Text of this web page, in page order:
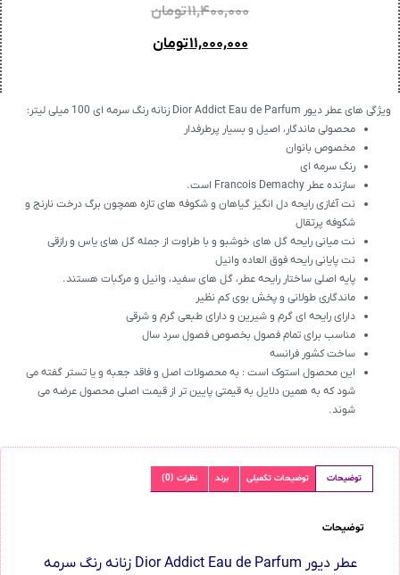
۱۱,۴۰۰,۰۰۰تومان
۱۱,۰۰۰,۰۰۰تومان
ویژگی های عطر دیور Dior Addict Eau de Parfum زنانه رنگ سرمه ای 100 میلی لیتر:
محصولی ماندگار، اصیل و بسیار پرطرفدار
مخصوص بانوان
رنگ سرمه ای
سازنده عطر Francois Demachy است.
نت آغازی رایحه دل انگیز گیاهان و شکوفه های تازه همچون برگ درخت نارنج و
شکوفه پرتقال
نت میانی رایحه گل های خوشبو و با طراوت از جمله گل های یاس و رازقی
نت پایانی رایحه فوق العاده وانیل
پایه اصلی ساختار رایحه عطر، گل های سفید، وانیل و مرکبات هستند.
ماندگاری طولانی و پخش بوی کم نظیر
دارای رایحه ای گرم و شیرین و دارای طبعی گرم و شرقی
مناسب برای تمام فصول بخصوص فصول سرد سال
ساخت کشور فرانسه
این محصول استوک است : به محصولات اصل و فاقد جعبه و یا تستر گفته می
شود که به همین دلایل به قیمتی پایین تر از قیمت اصلی محصول عرضه می
شوند.
توضیحات توضیحات تکمیلی برند نظرات (0)
توضیحات
عطر دیور Dior Addict Eau de Parfum زنانه رنگ سرمه